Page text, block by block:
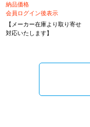
納品価格
会員ログイン後表示
【メーカー在庫より取り寄せ
対応いたします】